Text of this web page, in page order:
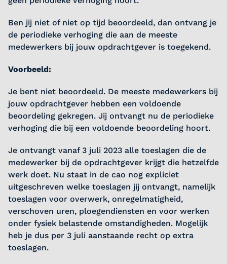
Ben jij niet of niet op tijd beoordeeld, dan ontvang je
de periodieke verhoging die aan de meeste
medewerkers bij jouw opdrachtgever is toegekend.
Voorbeeld:
Je bent niet beoordeeld. De meeste medewerkers bij
jouw opdrachtgever hebben een voldoende
beoordeling gekregen. Jij ontvangt nu de periodieke
verhoging die bij een voldoende beoordeling hoort.
Je ontvangt vanaf 3 juli 2023 alle toeslagen die de
medewerker bij de opdrachtgever krijgt die hetzelfde
werk doet. Nu staat in de cao nog expliciet
uitgeschreven welke toeslagen jij ontvangt, namelijk
toeslagen voor overwerk, onregelmatigheid,
verschoven uren, ploegendiensten en voor werken
onder fysiek belastende omstandigheden. Mogelijk
heb je dus per 3 juli aanstaande recht op extra
toeslagen.